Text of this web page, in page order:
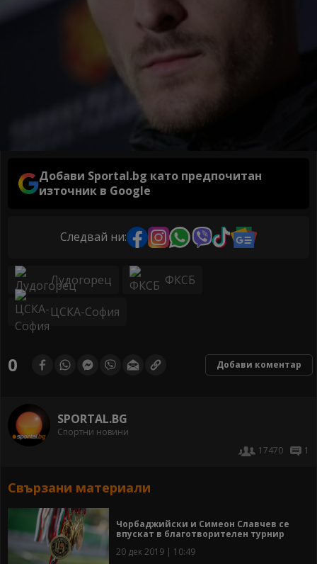
Добави Sportal.bg като предпочитан
източник в Google
Следвай ни:
Лудогорец ФКСБ
ЦСКА-София
0 Добави коментар
SPORTAL.BG
Спортни новини
17470
1
Свързани материали
Чорбаджийски и Симеон Славчев се
впускат в благотворителен турнир
20 дек 2019 | 10:49